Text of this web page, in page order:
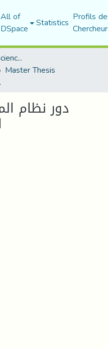
All of
DSpace Statistics Profils
Faculty of Economic Sciences, Commerce and Management Sciences
Master Thesis
دور
دور نظام